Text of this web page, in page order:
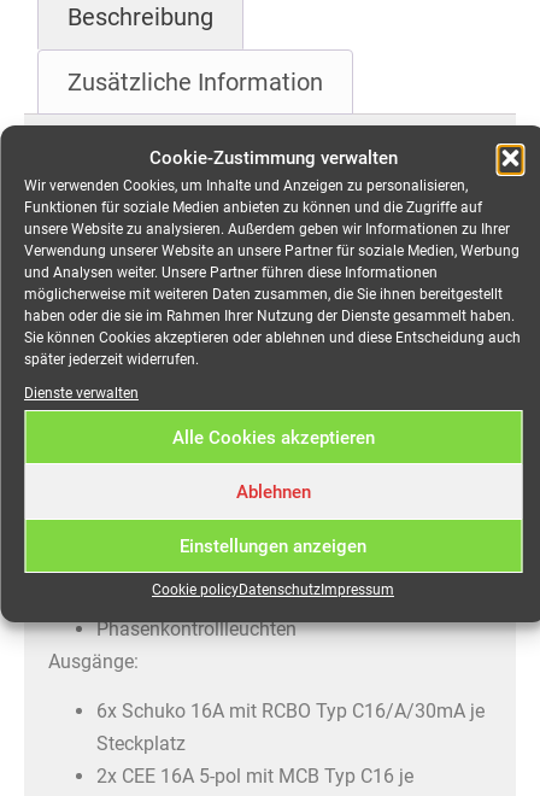
Cookie-Zustimmung verwalten
Wir verwenden Cookies, um Inhalte und Anzeigen zu personalisieren,
Funktionen für soziale Medien anbieten zu können und die Zugriffe auf
unsere Website zu analysieren. Außerdem geben wir Informationen zu Ihrer
Verwendung unserer Website an unsere Partner für soziale Medien, Werbung
und Analysen weiter. Unsere Partner führen diese Informationen
möglicherweise mit weiteren Daten zusammen, die Sie ihnen bereitgestellt
haben oder die sie im Rahmen Ihrer Nutzung der Dienste gesammelt haben.
Sie können Cookies akzeptieren oder ablehnen und diese Entscheidung auch
später jederzeit widerrufen.
Dienste verwalten
Alle Cookies akzeptieren
Ablehnen
Einstellungen anzeigen
Cookie policyDatenschutz Impressum
Beschreibung
Zusätzliche Information
Beschreibung
Verteiler CEE 125A auf 1x
CEE 125A, 1x CEE 63A, 2x
CEE 32A, 2x CEE 16A, 6x
Schuko, 1x PE-Dinse
mieten
Robuster Event-Stromverteiler für Messe, Event,
Open-Air, Veranstaltungen jeglicher Art.
CEE 125A 5-pol
Phasenkontrollleuchten
Ausgänge:
6x Schuko 16A mit RCBO Typ C16/A/30mA je
Steckplatz
2x CEE 16A 5-pol mit MCB Typ C16 je